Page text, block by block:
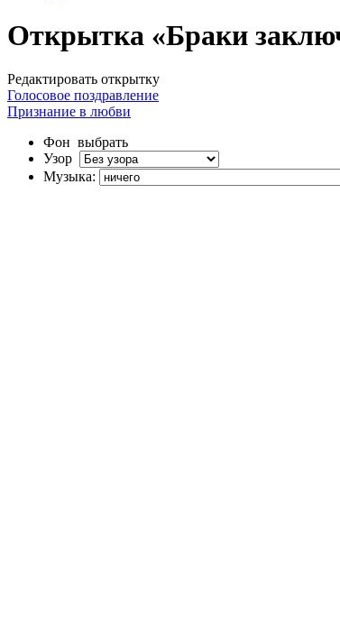
Открытка «Браки
Редактировать открытку
Голосовое поздравление
Признание в любви
Фон выбрать
Узор
Музыка: